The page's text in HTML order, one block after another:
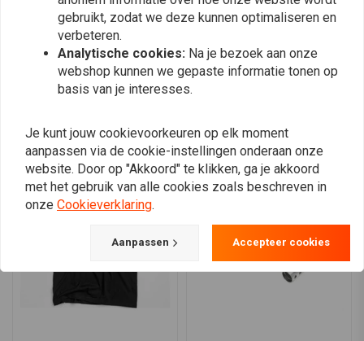
indicatorset. Voeg hem vandaag nog toe aan je winkelmandje en geef je
motor een vleugje klasse!
Plaats ook een review
Vergelijkbare producten
gebruikt, zodat we deze kunnen optimaliseren en
verbeteren.
Analytische cookies: Na je bezoek aan onze
webshop kunnen we gepaste informatie tonen op
basis van je interesses.
Je kunt jouw cookievoorkeuren op elk moment
aanpassen via de cookie-instellingen onderaan onze
website. Door op "Akkoord" te klikken, ga je akkoord
met het gebruik van alle cookies zoals beschreven in
onze Cookieverklaring.
Aanpassen Accepteer cookies